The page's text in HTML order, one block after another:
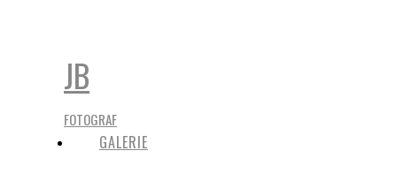
JB
FOTOGRAF
GALERIE